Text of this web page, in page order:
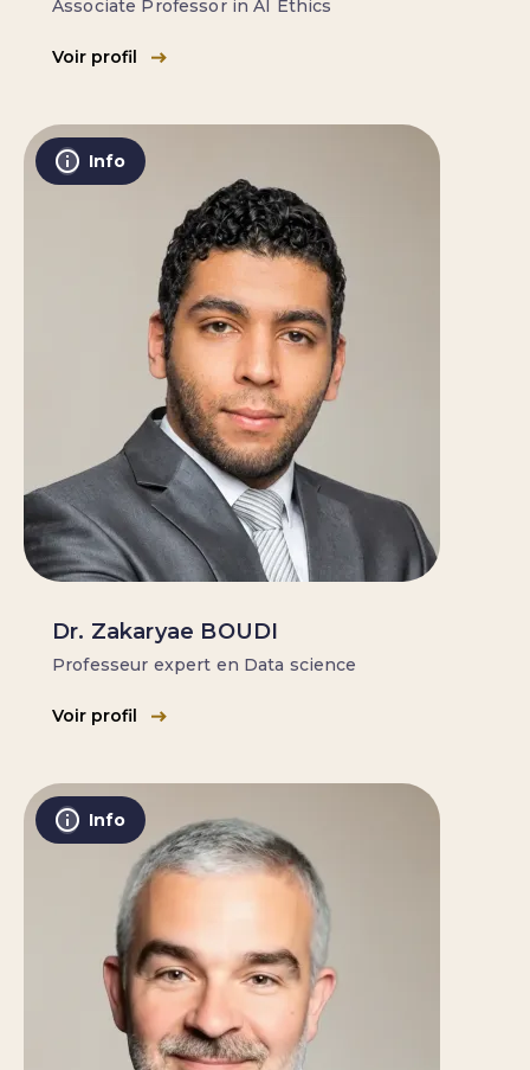
Associate Professor in AI Ethics
Voir profil
Info
Dr. Zakaryae BOUDI
Professeur expert en Data science
Voir profil
Info